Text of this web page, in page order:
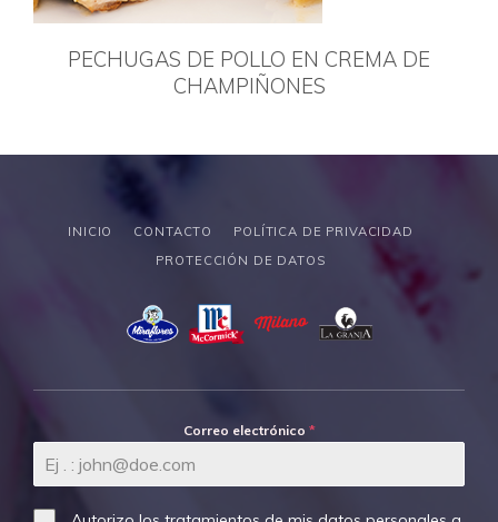
PECHUGAS DE POLLO EN CREMA DE
CHAMPIÑONES
INICIO CONTACTO
POLÍTICA DE PRIVACIDAD
PROTECCIÓN DE DATOS
Correo electrónico *